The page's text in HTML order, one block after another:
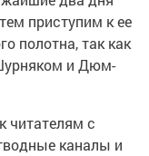
приступим к ее
полотна, так как
и Дюм-
читателям с
каналы и